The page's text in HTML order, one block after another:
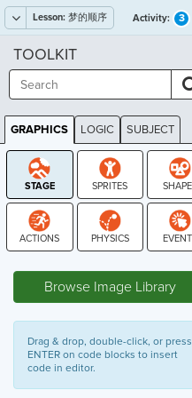
Lesson: 梦的顺序 Activity: 3
TOOLKIT
GRAPHICS LOGIC SUBJECT
GRAPHICS
Browse Image Library
Drag & drop, double-click, or press
ENTER on code blocks to insert
code in editor.